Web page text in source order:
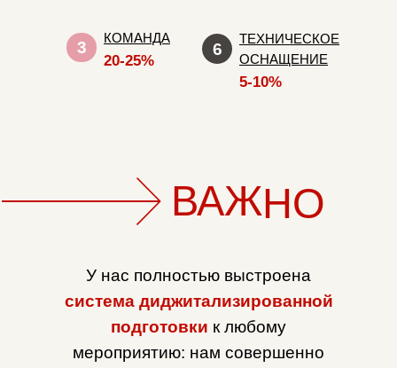
3
20-25%
КОМАНДА
6
5-10%
ТЕХНИЧЕСКОЕ
ОСНАЩЕНИЕ
НО
ВАЖ
У нас полностью выстроена
система диджитализированной
подготовки к любому
мероприятию: нам совершенно